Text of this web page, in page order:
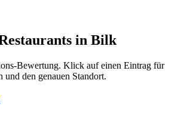
in Bilk
Bewertung. Klick auf einen Eintrag für
und den genauen Standort.